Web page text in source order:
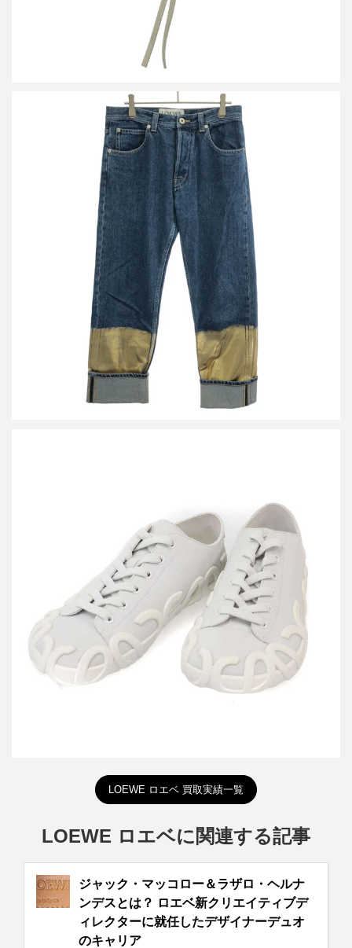
ロエベ ゴールド フィッシャーマンデニムパンツ
買取金額12,000円
詳しく見る
ロエベ ライズ スニーカー
買取金額30,000円
詳しく見る
LOEWE ロエベ 買取実績一覧
LOEWE ロエベに関連する記事
ジャック・マッコロー＆ラザロ・ヘルナ
ンデスとは？ ロエベ新クリエイティブデ
ィレクターに就任したデザイナーデュオ
のキャリア